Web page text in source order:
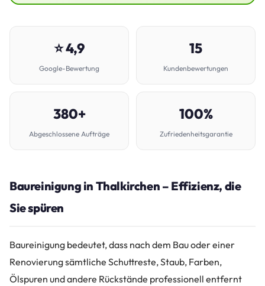
⭐ 4,9
Google-Bewertung
15
Kundenbewertungen
380+
Abgeschlossene Aufträge
100%
Zufriedenheitsgarantie
Baureinigung in Thalkirchen – Effizienz, die
Sie spüren
Baureinigung bedeutet, dass nach dem Bau oder einer
Renovierung sämtliche Schuttreste, Staub, Farben,
Ölspuren und andere Rückstände professionell entfernt